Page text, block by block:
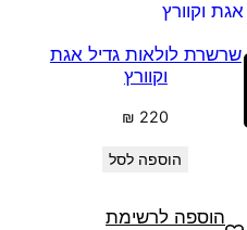
שרשרת לולאות גדיל אגת
וקוורץ
₪ 220
הוספה לסל
הוספה לרשימת